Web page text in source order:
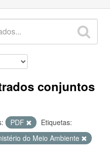
conjuntos
PDF
Etiquetas:
do Meio Ambiente